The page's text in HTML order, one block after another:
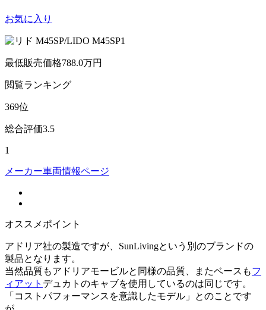
お気に入り
最低販売価格788.0万円
閲覧ランキング
369位
総合評価3.5
1
メーカー車両情報ページ
オススメポイント
アドリア社の製造ですが、SunLivingという別のブランドの
製品となります。
当然品質もアドリアモービルと同様の品質、またベースもフ
ィアット デュカトのキャブを使用しているのは同じです。
「コストパフォーマンスを意識したモデル」とのことです